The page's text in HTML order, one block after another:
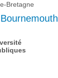
Bretagne